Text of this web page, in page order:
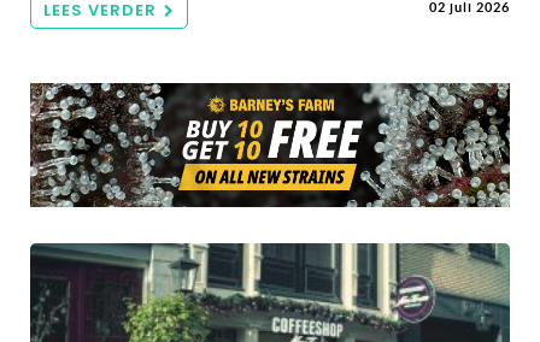
LEES VERDER 02 juli 2026